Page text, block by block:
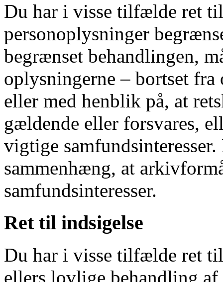
Du har i visse tilfælde ret
personoplysninger
begrænset behandlingen,
oplysningerne – bortset
eller med henblik på, at
gældende eller forsvares,
vigtige
sammenhæng, at
samfundsinteresser.
Ret til indsigelse
Du har i visse tilfælde ret
ellers lovlige behandling